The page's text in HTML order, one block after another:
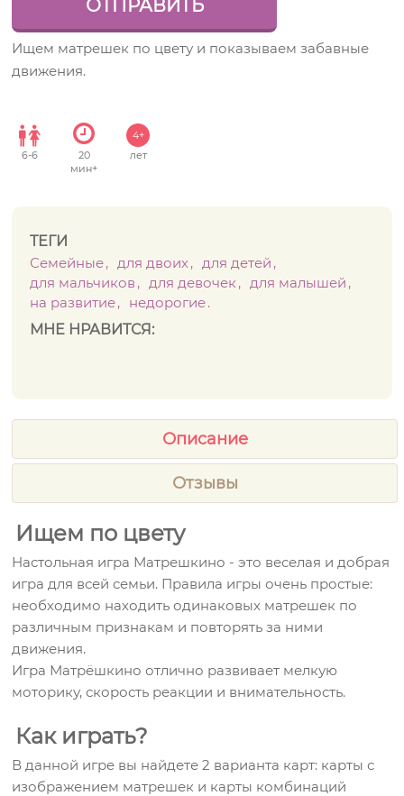
Ищем матрешек по цвету и показываем забавные
движения.
6-6
20
мин+
4+
лет
ТЕГИ
Семейные
для двоих
для детей
для мальчиков
для девочек
для малышей
на развитие
недорогие
МНЕ НРАВИТСЯ:
Описание
Отзывы
Ищем по цвету
Настольная игра Матрешкино - это веселая и добрая
игра для всей семьи. Правила игры очень простые:
необходимо находить одинаковых матрешек по
различным признакам и повторять за ними
движения.
Игра Матрёшкино отлично развивает мелкую
моторику, скорость реакции и внимательность.
Как играть?
В данной игре вы найдете 2 варианта карт: карты с
изображением матрешек и карты комбинаций